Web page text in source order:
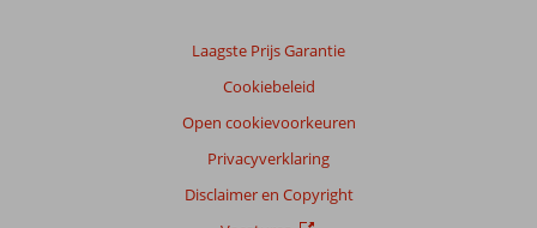
Laagste Prijs Garantie
Cookiebeleid
Open cookievoorkeuren
Privacyverklaring
Disclaimer en Copyright